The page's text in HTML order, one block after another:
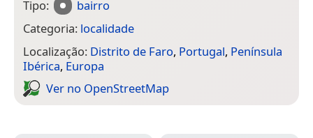
Tipo:
bairro
Categoria: localidade
Localização: Distrito de Faro, Portugal, Península
Ibérica, Europa
Ver no Open­Street­Map